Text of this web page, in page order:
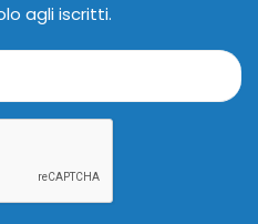
agli iscritti.